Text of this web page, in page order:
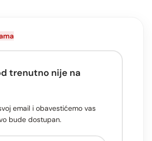
trenutno nije na
email i obavestićemo vas
bude dostupan.